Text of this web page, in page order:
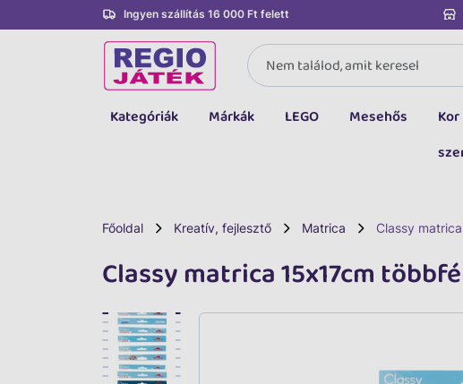
Ingyen szállítás 16 000 Ft felett
Kategóriák
LEGO
Kreatív, fejlesztő
Baba, babakocsi
Bébijáték, kellék
Márkák LEGO Mesehős
Kor
Főoldal Kreatív, fejlesztő Matrica Classy
Classy matrica 15x17cm